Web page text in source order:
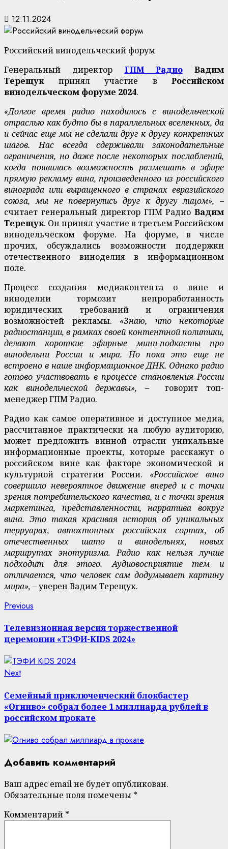
12.11.2024
Российский винодельческий форум
Генеральный директор ГПМ Радио
Вадим
Терещукпринял участие в Российском
винодельческом форуме 2024.
«Долгое время радио находилось с винодельческой
отраслью как будто бы в параллельных вселенных, да
и сейчас еще мы не сделали друг к другу конкретных
шагов. Нас всегда сдерживали законодательные
ограничения, но даже после некоторых послаблений,
когда появилась возможность размешать в эфире
прямую рекламу вина, произведенного из российского
винограда или выращенного в странах евразийского
союза, мы не повернулись друг к другу лицом», –
считает генеральный директор ГПМ Радио Вадим
Терещук. Он принял участие в третьем Российском
винодельческом форуме. На форуме, в числе
прочих, обсуждались возможности поддержки
отечественного виноделия в информационном
поле.
Процесс создания медиаконтента о вине и
виноделии тормозит непроработанность
юридических требований и ограничения
возможностей рекламы. «Знаю, что некоторые
радиостанции, в рамках своей контентной политики,
делают короткие эфирные мини-подкасты про
винодельни России и мира. Но пока это еще не
встроено в наше информационное ДНК. Однако радио
готово участвовать в процессе становления России
как винодельческой державы», –
говорит топ-
менеджер ГПМ Радио.
Радио как самое оперативное и доступное медиа,
рассчитанное практически на любую аудиторию,
может предложить винной отрасли уникальные
информационные проекты, которые расскажут о
российском вине как факторе экономической и
культурной стратегии России. «Российское вино
совершило невероятное движение вперед и с точки
зрения потребительского качества, и с точки зрения
маркетинга, представленности, нарратива вокруг
вина. Это такая красивая история об уникальных
терруарах, автохтонных российских сортах, об
отечественных шато и винодельнях, новых
маршрутах энотуризма. Радио как нельзя лучше
подходит для этого. Аудиовосприятие тем и
отличается, что человек сам додумывает картину
мира», –уверен Вадим Терещук.
Continue
Reading
Previous
Телевизионная версия торжественной
церемонии «ТЭФИ-KIDS 2024»
NextNext
Семейный приключенческий блокбастер
«Огниво» собрал более 1 миллиарда рублей в
российском прокате
Добавить комментарий
Ваш адрес email не будет опубликован.
Обязательные поля помечены *
Комментарий *